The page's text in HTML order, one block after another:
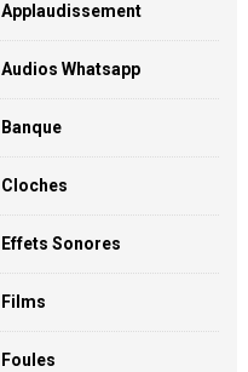
Applaudissement
Audios Whatsapp
Banque
Cloches
Effets Sonores
Films
Foules